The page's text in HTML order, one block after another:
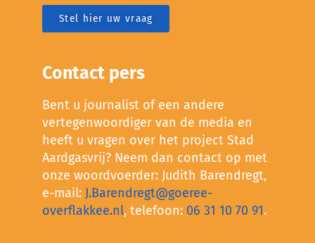
Stel hier uw vraag
Contact pers
Bent u journalist of een andere
vertegenwoordiger van de media en
heeft u vragen over het project Stad
Aardgasvrij? Neem dan contact op met
onze woordvoerder: Judith Barendregt,
e-mail: J.Barendregt@goeree-
overflakkee.nl, telefoon: 06 31 10 70 91.